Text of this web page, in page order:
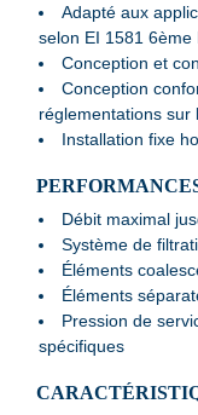
Adapté aux
selon EI 1581 6ème
Conception et
Conception
réglementations sur
Installation fixe
Débit maximal
Système de
Éléments
Éléments
Pression de
spécifiques